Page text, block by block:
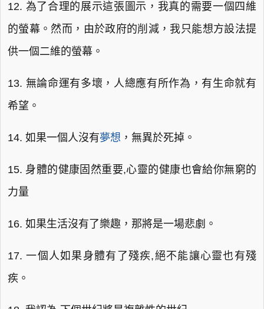
12. 為了合理的展示這張圖示，我真的需要一個四維
的螢幕。然而，由於政府的削減，我只能想方設法提
供一個二維的螢幕。
13. 無論命運有多壞，人總應有所作為，有生命就有
希望。
14. 如果一個人沒有夢想 ，無異於死掉。
15. 身體的健康固然重要,心靈的健康也會給你無窮的
力量
16. 如果生活沒有了樂趣，那將是一場悲劇。
17. 一個人如果身體有了殘疾,絕不能讓心靈也有殘
疾。